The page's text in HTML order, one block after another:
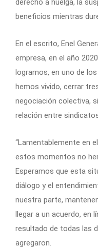
beneficios mientras
En el escrito, Enel
empresa, en el año
logramos, en uno de
hemos vivido, cerrar
negociación colectiva,
relación entre
“Lamentablemente en
estos momentos no
Esperamos que esta
diálogo y el
nuestra parte,
llegar a un acuerdo, en
resultado de todas las
agregaron.